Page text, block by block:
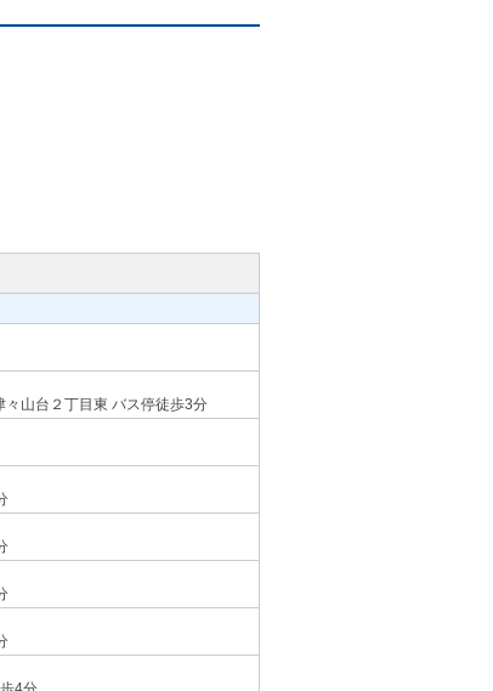
々山台２丁目東 バス停徒歩3分